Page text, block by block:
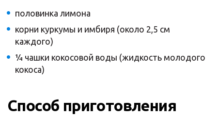
половинка лимона
корни куркумы и имбиря (около 2,5 см
каждого)
¼ чашки кокосовой воды (жидкость молодого
кокоса)
Способ приготовления